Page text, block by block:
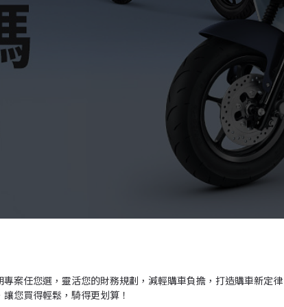
案任您選，靈活您的財務規劃，減輕購車負擔，打造購車新定
您買得輕鬆，騎得更划算！